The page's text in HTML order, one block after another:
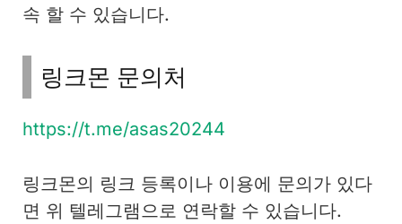
속 할 수 있습니다.
링크몬 문의처
https://t.me/asas20244
링크몬의 링크 등록이나 이용에 문의가 있다
면 위 텔레그램으로 연락할 수 있습니다.